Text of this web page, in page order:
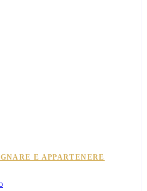
E APPARTENERE